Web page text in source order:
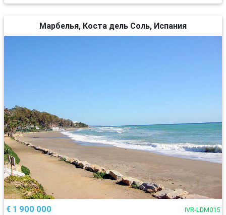
Марбелья, Коста дель Соль, Испания
€ 1 900 000 IVR-LDM015